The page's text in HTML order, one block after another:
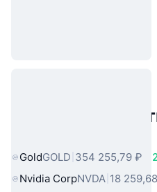
Популярные
GoldGOLD 354 255,79 ₽
Nvidia CorpNVDA 18